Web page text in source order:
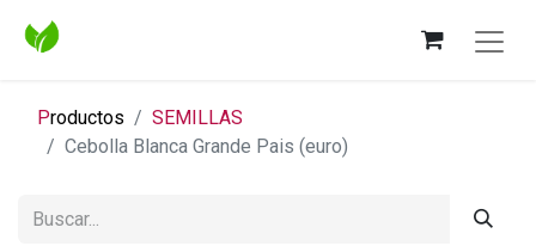
Productos
SEMILLAS
Cebolla Blanca Grande Pais (euro)